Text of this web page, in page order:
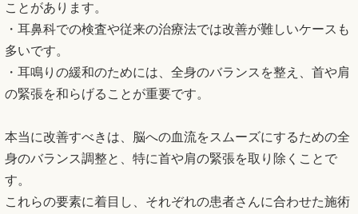
ことがあります。
・耳鼻科での検査や従来の治療法では改善が難しいケースも
多いです。
・耳鳴りの緩和のためには、全身のバランスを整え、首や肩
の緊張を和らげることが重要です。
本当に改善すべきは、脳への血流をスムーズにするための全
身のバランス調整と、特に首や肩の緊張を取り除くことで
す。
これらの要素に着目し、それぞれの患者さんに合わせた施術